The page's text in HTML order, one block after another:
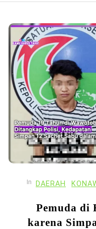
In DAERAH
Pemuda di
karena